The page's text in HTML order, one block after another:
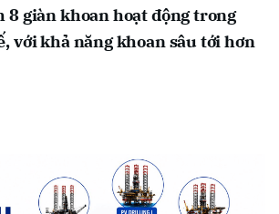
8 giàn khoan hoạt động trong
với khả năng khoan sâu tới hơn